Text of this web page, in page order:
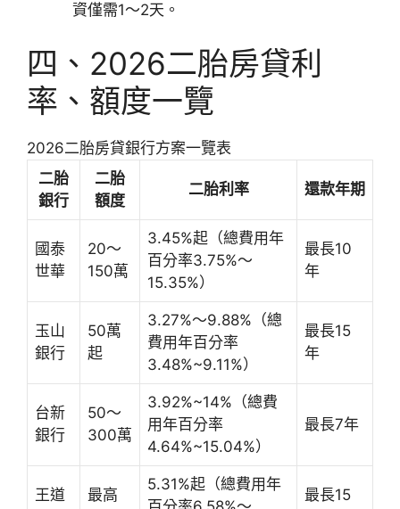
資僅需1～2天。
四、2026二胎房貸利
率、額度一覽
2026二胎房貸銀行方案一覽表
二胎
銀行
二胎
額度
二胎利率 還款年期
國泰
世華
20～
150萬
3.45%起（總費用年
百分率3.75%～
15.35%）
最長10
年
玉山
銀行
50萬
起
3.27%～9.88%（總
費用年百分率
3.48%~9.11%）
最長15
年
台新
銀行
50～
300萬
3.92%~14%（總費
用年百分率
4.64%~15.04%）
最長7年
王道
最高
5.31%起（總費用年
最長15